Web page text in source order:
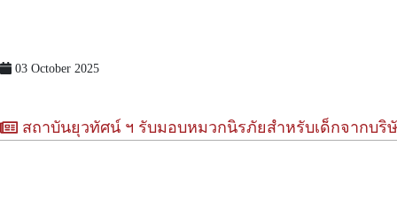
03 October 2025
สถาบันยุวทัศน์ ฯ รับมอบหมวกนิรภัยสำหรับเด็กจากบริ